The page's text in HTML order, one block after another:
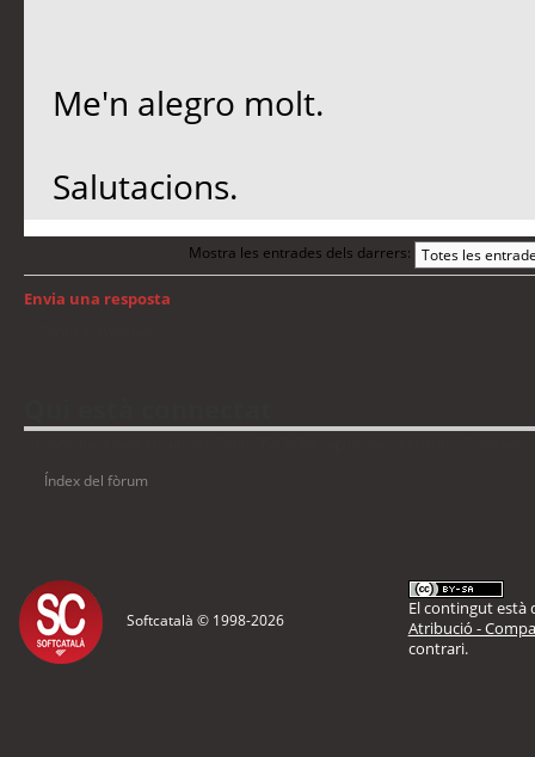
Me'n alegro molt.
Salutacions.
Mostra les entrades dels darrers:
Envia una resposta
Índex del fòrum
Softcatalà © 1998-2026
El contingut està
Atribució -
contrari.